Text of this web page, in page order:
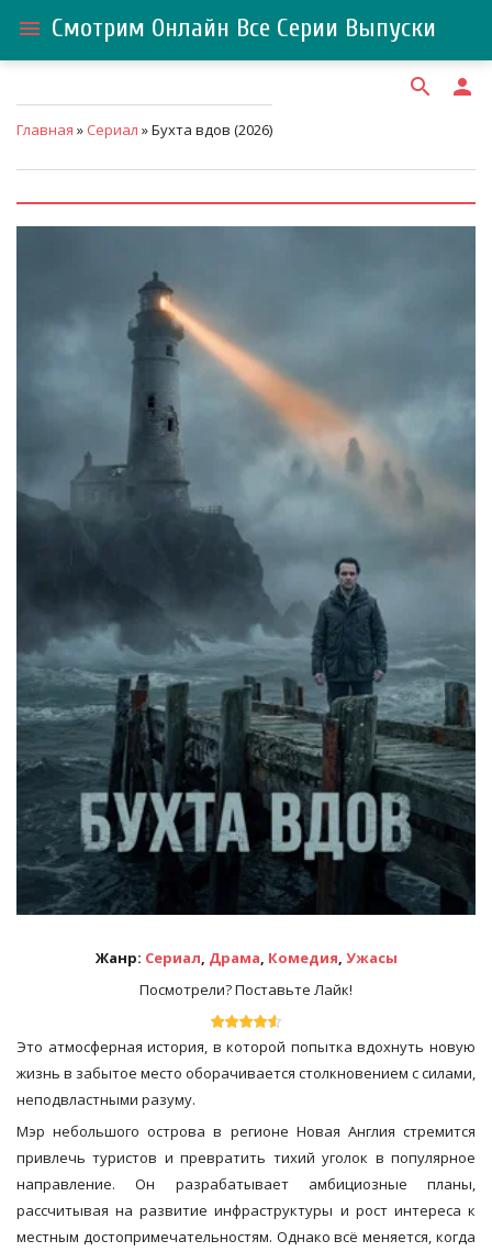
menu Смотрим Онлайн Все Серии Выпуски
search person
Главная » Сериал » Бухта вдов (2026)
Жанр: Сериал, Драма, Комедия, Ужасы
Посмотрели? Поставьте Лайк!
Это атмосферная история, в которой попытка вдохнуть новую
жизнь в забытое место оборачивается столкновением с силами,
неподвластными разуму.
Мэр небольшого острова в регионе Новая Англия стремится
привлечь туристов и превратить тихий уголок в популярное
направление. Он разрабатывает амбициозные планы,
рассчитывая на развитие инфраструктуры и рост интереса к
местным достопримечательностям. Однако всё меняется, когда